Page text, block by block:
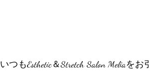
いつもEsthetic＆Stretch Salon Meliaを